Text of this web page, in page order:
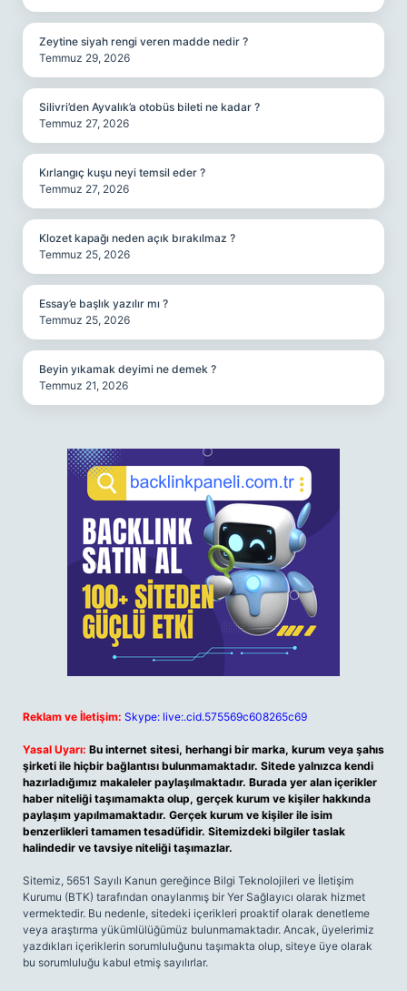
Zeytine siyah rengi veren madde nedir ?
Temmuz 29, 2026
Silivri’den Ayvalık’a otobüs bileti ne kadar ?
Temmuz 27, 2026
Kırlangıç kuşu neyi temsil eder ?
Temmuz 27, 2026
Klozet kapağı neden açık bırakılmaz ?
Temmuz 25, 2026
Essay’e başlık yazılır mı ?
Temmuz 25, 2026
Beyin yıkamak deyimi ne demek ?
Temmuz 21, 2026
Reklam ve İletişim: Skype: live:.cid.575569c608265c69
Yasal Uyarı: Bu internet sitesi, herhangi bir marka, kurum veya şahıs
şirketi ile hiçbir bağlantısı bulunmamaktadır. Sitede yalnızca kendi
hazırladığımız makaleler paylaşılmaktadır. Burada yer alan içerikler
haber niteliği taşımamakta olup, gerçek kurum ve kişiler hakkında
paylaşım yapılmamaktadır. Gerçek kurum ve kişiler ile isim
benzerlikleri tamamen tesadüfidir. Sitemizdeki bilgiler taslak
halindedir ve tavsiye niteliği taşımazlar.
Sitemiz, 5651 Sayılı Kanun gereğince Bilgi Teknolojileri ve İletişim
Kurumu (BTK) tarafından onaylanmış bir Yer Sağlayıcı olarak hizmet
vermektedir. Bu nedenle, sitedeki içerikleri proaktif olarak denetleme
veya araştırma yükümlülüğümüz bulunmamaktadır. Ancak, üyelerimiz
yazdıkları içeriklerin sorumluluğunu taşımakta olup, siteye üye olarak
bu sorumluluğu kabul etmiş sayılırlar.